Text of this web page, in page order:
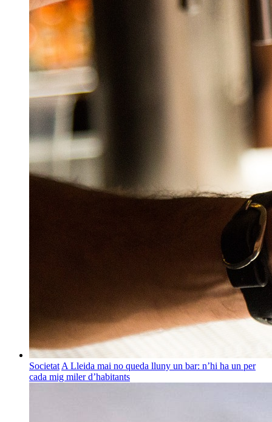
Societat A Lleida mai no queda lluny un bar: n’hi ha un per
cada mig miler d’habitants